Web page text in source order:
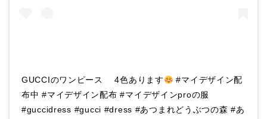
GUCCIのワンピース 4色あります
#マイデザイン配
布中 #マイデザイン配布 #マイデザインproの服
#guccidress #gucci #dress #あつまれどうぶつの森 #あ